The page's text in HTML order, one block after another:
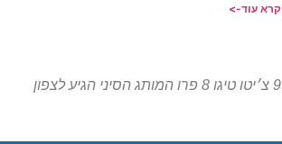
קרא עוד->